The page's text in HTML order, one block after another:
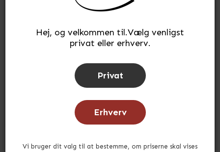
Hej, og velkommen til.Vælg venligst
privat eller erhverv.
Privat
Erhverv
Vi bruger dit valg til at bestemme, om priserne skal vises
kr.
Tilføj til ønskeliste
På lager
Tid for afsendelse: ca. 3-5 hverdage